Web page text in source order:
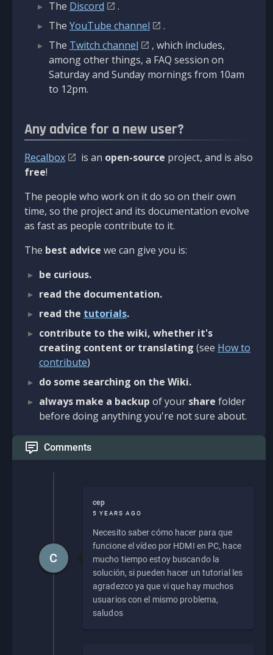
The Discord
.
The YouTube channel
.
The Twitch channel
, which includes,
among other things, a FAQ session on
Saturday and Sunday mornings from 10am
to 12pm.
Any advice for a new user?
Recalbox is an open-source project, and is also
free!
The people who work on it do so on their own
time, so the project and its documentation evolve
as fast as people contribute to it.
The best advice we can give you is:
be curious.
read the documentation.
read the tutorials.
contribute to the wiki, whether it's
creating content or translating (see How to
contribute)
do some searching on the Wiki.
always make a backup of your share folder
before doing anything you're not sure about.
Comments
cep
5 YEARS AGO
Necesito saber cómo hacer para que
funcione el vídeo por HDMI en PC, hace
mucho tiempo estoy buscando la
solución, si pueden hacer un tutorial les
agradezco ya que vi que hay muchos
usuarios con el mismo problema,
saludos
C